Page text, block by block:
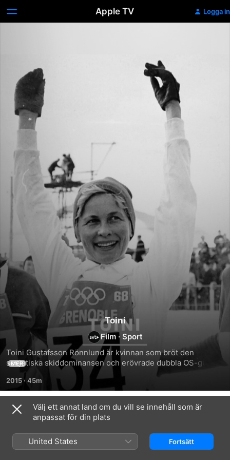
Apple TV Logga in
Toini
Film · Sport
Toini Gustafsson Rönnlund är kvinnan som bröt den
sovjetiska skiddominansen och erövrade dubbla OS-guld.
Ett porträtt signerat Jacob Hård.
MER
2015 · 45m
Relaterat
Stenmark
Sjöström:
Kampen
Välj ett annat land om du vill se innehåll som är
anpassat för din plats
United States Fortsätt